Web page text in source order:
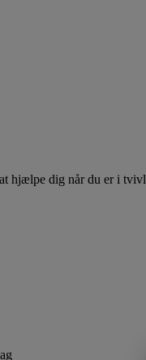
hjælpe dig når du er i